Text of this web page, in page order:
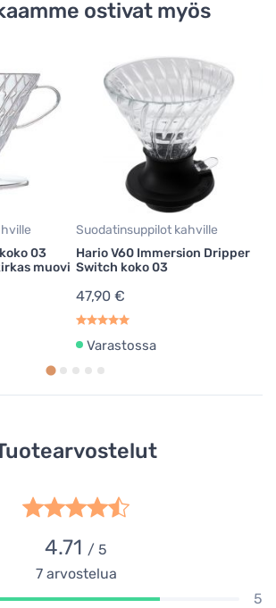
ostivat myös
03
muovi
Suodatinsuppilot kahville
Hario V60 Immersion Dripper
Switch koko 03
47,90 €
Varastossa
4.71 / 5
7arvostelua
5